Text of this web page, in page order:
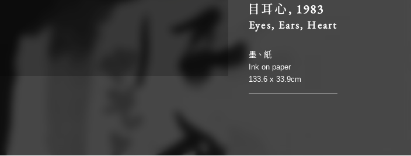
目耳心, 1983
Eyes, Ears, Heart
墨、紙
Ink on paper
133.6 x 33.9cm